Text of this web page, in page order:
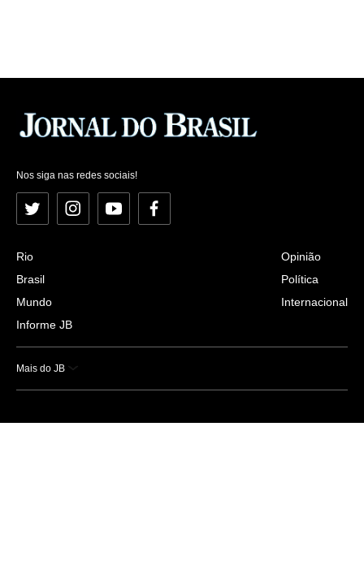
Nos siga nas redes sociais!
Twitter InstagramYouTubeFacebook
Rio
Brasil
Mundo
Informe JB
Opinião
Política
Internacional
Mais do JB
Esportes